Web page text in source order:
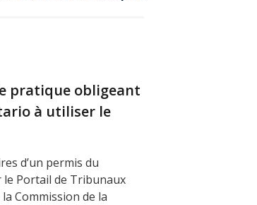
pratique obligeant
à utiliser le
d’un permis du
le Portail de Tribunaux
Commission de la